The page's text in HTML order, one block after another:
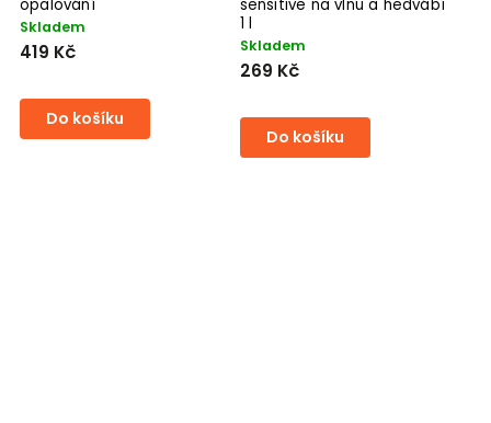
opalování
Skladem
419 Kč
Do košíku
sensitive na vlnu a hedvábí
1 l
Skladem
269 Kč
Do košíku